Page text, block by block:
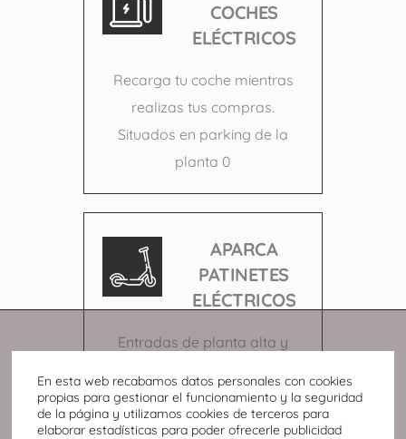
COCHES
ELÉCTRICOS
Recarga tu coche mientras
realizas tus compras.
Situados en parking de la
planta 0
APARCA
PATINETES
ELÉCTRICOS
Entradas de planta alta y
En esta web recabamos datos personales con cookies
propias para gestionar el funcionamiento y la seguridad
de la página y utilizamos cookies de terceros para
elaborar estadísticas para poder ofrecerle publicidad